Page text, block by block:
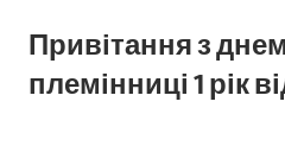
Привітання з
племінниці 1 рік